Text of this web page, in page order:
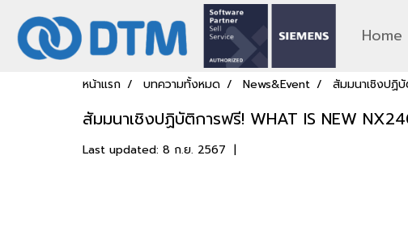
Home
หน้าแรก บทความทั้งหมด News&Event สัมมนาเชิงปฏิ
สัมมนาเชิงปฏิบัติการฟรี! WHAT IS NEW
Last updated: 8 ก.ย. 2567 |